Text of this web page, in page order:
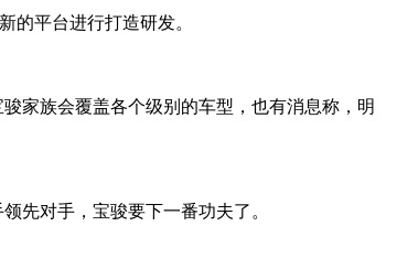
的平台进行打造研发。
家族会覆盖各个级别的车型，也有消息称，明
先对手，宝骏要下一番功夫了。